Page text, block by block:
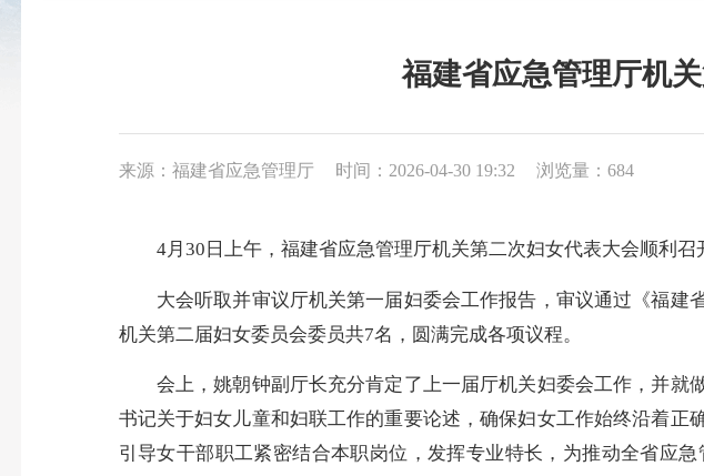
福建省应急管理厅机
来源：福建省应急管理厅 时间：2026-04-30 19:32 浏览量：684
4月30日上午，福建省应急管理厅机关第二次妇女代表大会顺利召
大会听取并审议厅机关第一届妇委会工作报告，审议通过《福建
机关第二届妇女委员会委员共7名，圆满完成各项议程。
会上，姚朝钟副厅长充分肯定了上一届厅机关妇委会工作，并就
书记关于妇女儿童和妇联工作的重要论述，确保妇女工作始终沿着正
引导女干部职工紧密结合本职岗位，发挥专业特长，为推动全省应